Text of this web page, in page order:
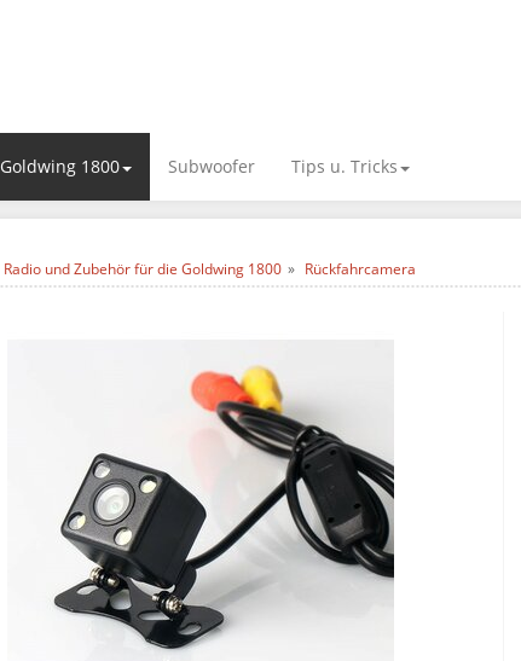
Goldwing 1800 Subwoofer Tips u. Tricks
Radio und Zubehör für die Goldwing 1800 Rückfahrcamera